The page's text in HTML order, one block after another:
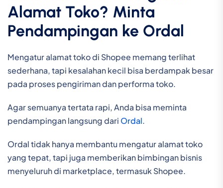
Alamat Toko? Minta
Pendampingan ke Ordal
Mengatur alamat toko di Shopee memang terlihat
sederhana, tapi kesalahan kecil bisa berdampak besar
pada proses pengiriman dan performa toko.
Agar semuanya tertata rapi, Anda bisa meminta
pendampingan langsung dari Ordal.
Ordal tidak hanya membantu mengatur alamat toko
yang tepat, tapi juga memberikan bimbingan bisnis
menyeluruh di marketplace, termasuk Shopee.